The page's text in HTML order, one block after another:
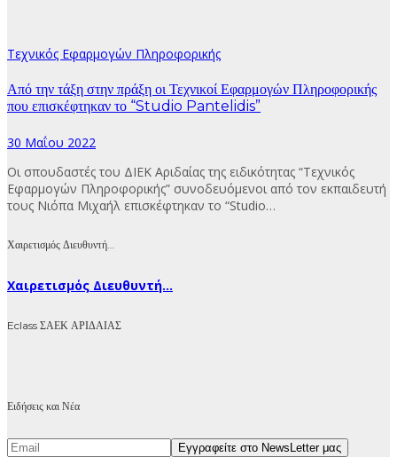
Τεχνικός Εφαρμογών Πληροφορικής
Από την τάξη στην πράξη οι Τεχνικοί Εφαρμογών Πληροφορικής
που επισκέφτηκαν το “Studio Pantelidis”
30 Μαΐου 2022
Οι σπουδαστές του ΔΙΕΚ Αριδαίας της ειδικότητας “Τεχνικός
Εφαρμογών Πληροφορικής” συνοδευόμενοι από τον εκπαιδευτή
τους Νιόπα Μιχαήλ επισκέφτηκαν το “Studio…
Χαιρετισμός Διευθυντή…
Χαιρετισμός Διευθυντή...
Eclass ΣΑΕΚ ΑΡΙΔΑΙΑΣ
Ειδήσεις και Νέα